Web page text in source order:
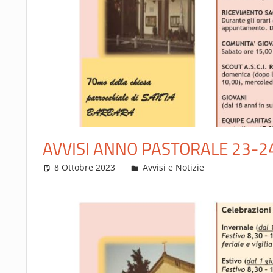
AVVISI ANNO PASTORALE 23-
8 Ottobre 2023 Francesca Rosi
Avvisi e Notizie